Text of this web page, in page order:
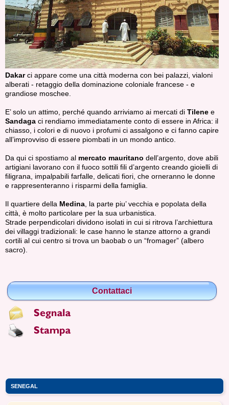
SENEGAL
Dakarci appare come una città moderna con bei palazzi, vialoni
alberati - retaggio della dominazione coloniale francese - e
grandiose moschee.
E’ solo un attimo, perché quando arriviamo ai mercati di Tilene e
Sandaga ci rendiamo immediatamente conto di essere in Africa: il
chiasso, i colori e di nuovo i profumi ci assalgono e ci fanno capire
all’improvviso di essere piombati in un mondo antico.
Da qui ci spostiamo al mercato mauritano dell’argento, dove abili
artigiani lavorano con il fuoco sottili fili d’argento creando gioielli di
filigrana, impalpabili farfalle, delicati fiori, che orneranno le donne
e rappresenteranno i risparmi della famiglia.
Il quartiere della Medina, la parte piu’ vecchia e popolata della
città, è molto particolare per la sua urbanistica.
Strade perpendicolari dividono isolati in cui si ritrova l’archiettura
dei villaggi tradizionali: le case hanno le stanze attorno a grandi
cortili al cui centro si trova un baobab o un “fromager” (albero
sacro).
Contattaci